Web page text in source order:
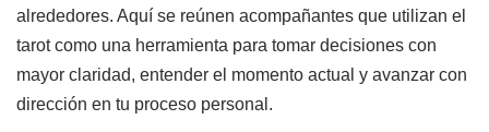
alrededores. Aquí se reúnen acompañantes que utilizan el
tarot como una herramienta para tomar decisiones con
mayor claridad, entender el momento actual y avanzar con
dirección en tu proceso personal.